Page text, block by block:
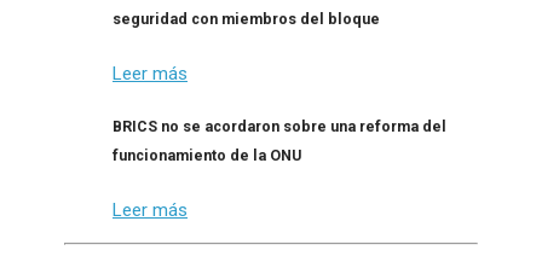
seguridad con miembros del bloque
Leer más
BRICS no se acordaron sobre una reforma del
funcionamiento de la ONU
Leer más